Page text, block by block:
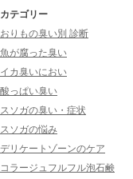
カテゴリー
おりもの臭い別 診断
魚が腐った臭い
イカ臭いにおい
酸っぱい臭い
スソガの臭い・症状
スソガの悩み
デリケートゾーンのケア
コラージュフルフル泡石鹸